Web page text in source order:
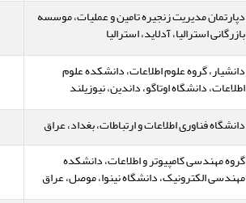
دپارتمان مدیریت زنجیره تامین و عملیات، موسسه
بازرگانی استرالیا، آدلاید، استرالیا
دانشیار، گروه علوم اطلاعات، دانشکده علوم
اطلاعات، دانشگاه اوتاگو، داندین، نیوزیلند
دانشگاه فناوری اطلاعات و ارتباطات، بغداد، عراق
گروه مهندسی کامپیوتر و اطلاعات، دانشکده
مهندسی الکترونیک، دانشگاه نینوا، موصل، عراق